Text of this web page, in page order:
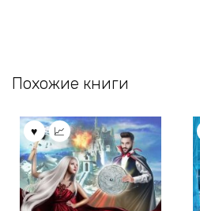
Похожие книги